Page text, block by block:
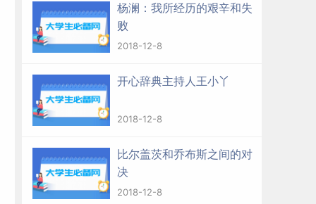
杨澜：我所经历的艰辛和失
败
2018-12-8
开心辞典主持人王小丫
2018-12-8
比尔盖茨和乔布斯之间的对
决
2018-12-8